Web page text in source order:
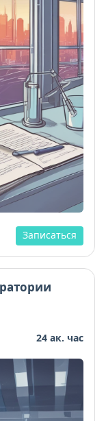
Записаться
24 ак. час